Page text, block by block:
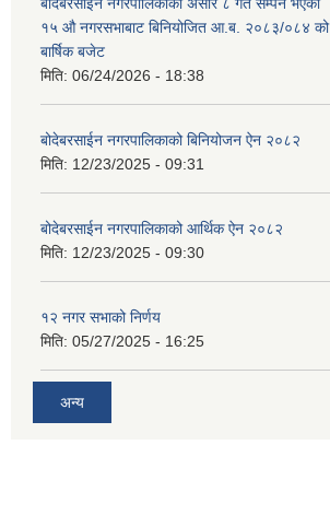
१५ ‍‍‍औ नगरसभाबाट बिनियोजित आ.ब. २०८३/०८४ को
बार्षिक बजेट
मिति: 06/24/2026 - 18:38
बोदेबरसाईन नगरपालिकाको बिनियोजन ऐन २०८२
मिति: 12/23/2025 - 09:31
बोदेबरसाईन नगरपालिकाको आर्थिक ऐन २०८२
मिति: 12/23/2025 - 09:30
१२ नगर सभाको निर्णय
मिति: 05/27/2025 - 16:25
अन्य